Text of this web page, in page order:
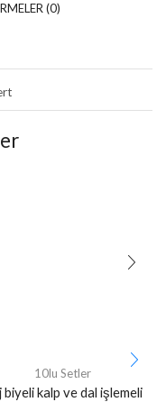
(0)
10lu Setler
biyeli kalp ve dal işlemeli